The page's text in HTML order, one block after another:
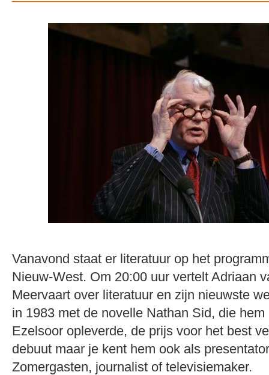
Vanavond staat er literatuur op het
Nieuw-West. Om 20:00 uur vertelt Adriaan
Meervaart over literatuur en zijn nieuwste
in 1983 met de novelle Nathan Sid, die hem
Ezelsoor opleverde, de prijs voor het best
debuut maar je kent hem ook als
Zomergasten, journalist of televisiemaker.